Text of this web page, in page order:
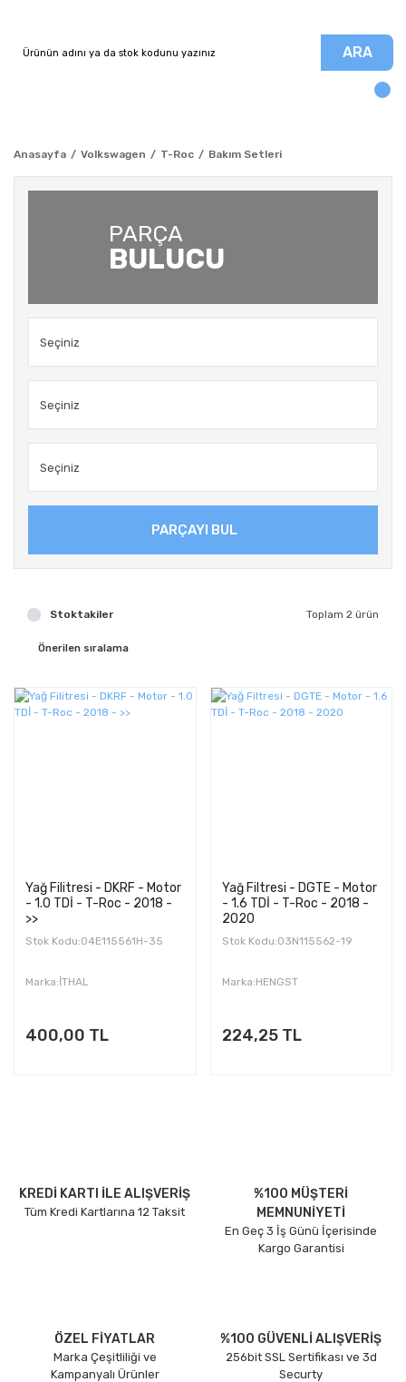
ARA
Anasayfa Volkswagen T-Roc Bakım Setleri
PARÇA
BULUCU
PARÇAYI BUL
Stoktakiler Toplam 2 ürün
Yağ Filitresi - DKRF - Motor
- 1.0 TDİ - T-Roc - 2018 -
>>
Stok Kodu:04E115561H-35
Marka:İTHAL
400,00 TL
Yağ Filtresi - DGTE - Motor
- 1.6 TDİ - T-Roc - 2018 -
2020
Stok Kodu:03N115562-19
Marka:HENGST
224,25 TL
KREDİ KARTI İLE ALIŞVERİŞ
Tüm Kredi Kartlarına 12 Taksit
%100 MÜŞTERİ
MEMNUNİYETİ
En Geç 3 İş Günü İçerisinde
Kargo Garantisi
ÖZEL FİYATLAR
Marka Çeşitliliği ve
Kampanyalı Ürünler
%100 GÜVENLİ ALIŞVERİŞ
256bit SSL Sertifikası ve 3d
Securty